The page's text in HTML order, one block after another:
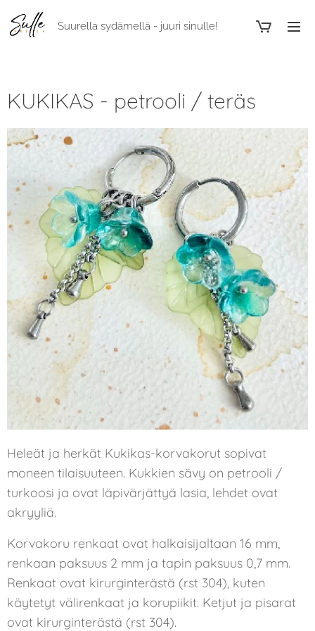
Suurella sydämellä - juuri sinulle!
KUKIKAS - petrooli / teräs
Heleät ja herkät Kukikas-korvakorut sopivat
moneen tilaisuuteen. Kukkien sävy on petrooli /
turkoosi ja ovat läpivärjättyä lasia, lehdet ovat
akryyliä.
Korvakoru renkaat ovat halkaisijaltaan 16 mm,
renkaan paksuus 2 mm ja tapin paksuus 0,7 mm.
Renkaat ovat kirurginterästä (rst 304), kuten
käytetyt välirenkaat ja korupiikit. Ketjut ja pisarat
ovat kirurginterästä (rst 304).